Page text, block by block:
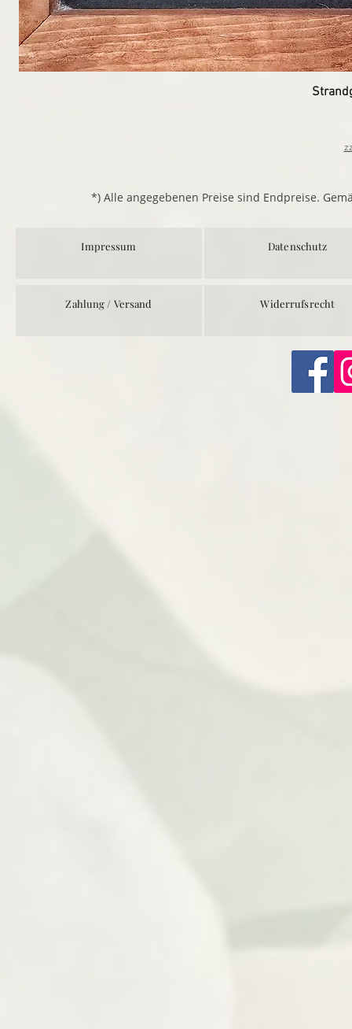
*) Alle angegebenen Preise sind Endpreise.
Impressum
Zahlung / Versand
Datenschutz
Widerrufsrecht